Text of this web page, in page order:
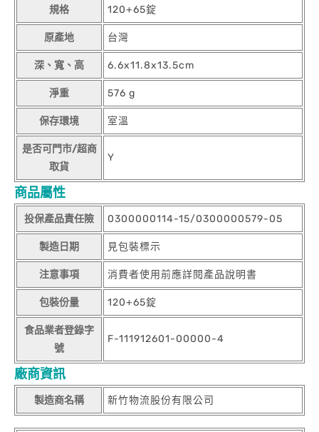
規格 120+65錠
原產地 台灣
深、寬、高 6.6x11.8x13.5cm
淨重 576 g
保存環境 室溫
是否可門市/超商
取貨
Y
商品屬性
投保產品責任險 0300000114-15/0300000579-05
製造日期 見包裝標示
注意事項 消費者使用前應詳閱產品說明書
包裝份量 120+65錠
食品業者登錄字
號
F-111912601-00000-4
廠商資訊
製造商名稱 新竹物流股份有限公司